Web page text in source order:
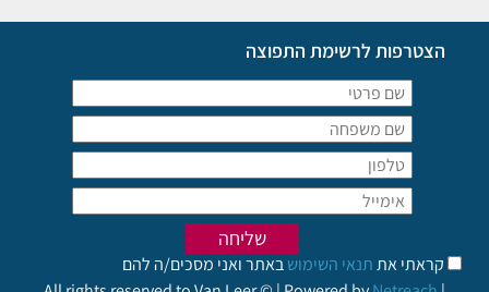
הצטרפות לרשימת התפוצה
קראתי אתתנאי השימושבאתר ואני מסכים/ה להם